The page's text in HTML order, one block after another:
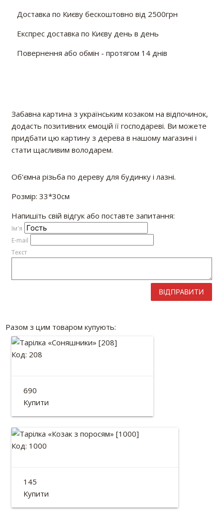
Доставка по Києву бескоштовно від 2500грн
Експрес доставка по Києву день в день
Повернення або обмін - протягом 14 днів
Забавна картина з українським козаком на відпочинок,
додасть позитивних емоцій її господареві. Ви можете
придбати цю картину з дерева в нашому магазині і
стати щасливим володарем.
Об'ємна різьба по дереву для будинку і лазні.
Розмір: 33*30см
Напишіть свій відгук або поставте запитання:
Iм'я
E-mail
Текст
ВІДПРАВИТИ
Разом з цим товаром купують:
Код: 208
Діаметр: 25см
690
Купити
Код: 1000
Діаметр: 13см
145
Купити